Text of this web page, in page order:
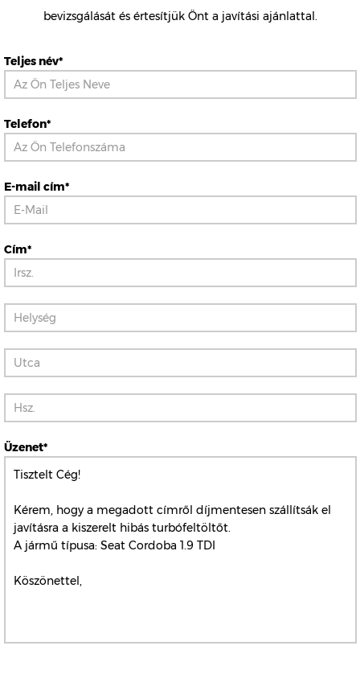
bevizsgálását és értesítjük Önt a javítási ajánlattal.
Teljes név*
Telefon*
E-mail cím*
Cím*
Üzenet*